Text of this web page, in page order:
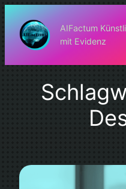
Inhalt
springen
AIFactum
mit Evidenz